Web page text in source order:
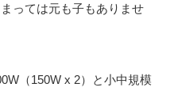
っては元も子もありませ
（150W x 2）と小中規模